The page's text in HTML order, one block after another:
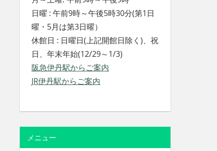
日曜 : 午前9時～午後5時30分(第1日
曜・5月は第3日曜）
休館日 : 日曜日(上記開館日除く)、祝
日、年末年始(12/29～1/3)
阪急伊丹駅からご案内
JR伊丹駅からご案内
メニュー